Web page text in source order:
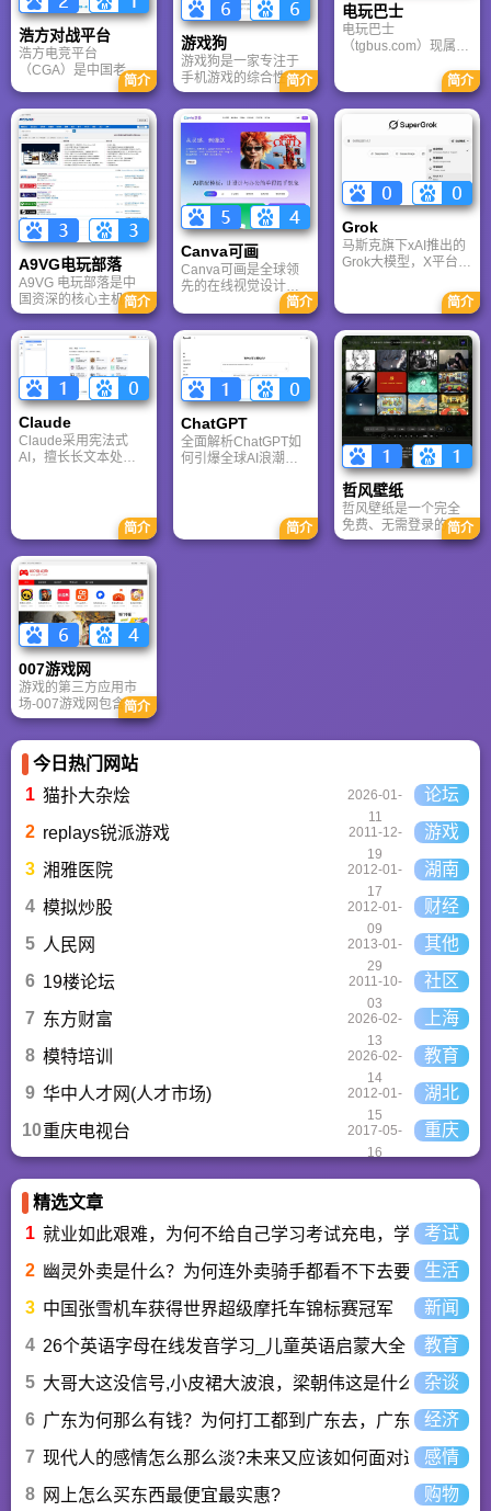
浩方对战平台
浩方电竞平台
（CGA）是中国老牌
游戏联机平台，提供
CS、War3、星际争霸
等经典游戏的稳定联
机服务。重温DOTA1
的激情岁月，找回当
年的战友。同时提供
最新CGA电竞赛事资
讯及热门页游入口，
致敬中国电竞的黄金
时代。
简介
游戏狗
游戏狗是一家专注于
手机游戏的综合性门
户网站。它致力于为
手游玩家提供最新、
最全的游戏资讯、攻
略、评测及视频等内
容，是国内较早一批
专注于移动游戏领域
的垂直媒体。
简介
电玩巴士
电玩巴士
（tgbus.com）现属于
注于解决游戏用户需
求的综合性游戏门户
网站，电玩巴士是一
个全面的综合性游戏
门户，专注于为全球
玩家提供主机、PC及
移动端游戏的全方位
资讯。
简介
A9VG电玩部落
A9VG 电玩部落是中
国资深的核心主机游
戏玩家社区。网站以
论坛为核心，提供全
面的主机游戏资讯、
攻略和资料库，覆盖
PlayStation、Xbox、
Switch 等全平台。凭
借其深厚的历史积淀
和活跃的用户群体，
A9VG 成为硬核玩家
交流心得、分享攻略
简介
Canva可画
Canva可画是全球领
先的在线视觉设计平
台，内置AI“魔力工作
室”，提供海量正版模
板与素材。无论是自
媒体封面、企业海报
还是PPT，零基础用
户也能轻松实现专业
级创作，让设计触手
可及。
简介
Grok
马斯克旗下xAI推出的
Grok大模型，X平台实
体协作的核心优势。
针对其中文能力、隐
私安全及幻觉问题等
高频疑问进行客观解
答，提供AI选型参
考。
简介
Claude
Claude采用宪法式
AI，擅长长文本处理
快速迭代上占优。两
者定位不同，各有千
秋。
简介
ChatGPT‌
全面解析ChatGPT如
何引爆全球AI浪潮！
看懂大语言模型如何
重塑未来。
简介
哲风壁纸
哲风壁纸是一个完全
免费、无需登录的高
清壁纸下载网站。提
简介
007游戏网
游戏的第三方应用市
场-007游戏网包含安
卓（Android）和苹果
（iOS）系统的手机应
用、游戏以及电脑软
件的下载服务，还有
精心推荐的应用排行
榜,搭配极佳的下载体
得信赖的应用商店。
简介
今日热门网站
1 猫扑大杂烩
2026-01-
11
论坛
2 replays锐派游戏
2011-12-
19
游戏
3 湘雅医院
2012-01-
17
湖南
4 模拟炒股
2012-01-
09
财经
5 人民网
2013-01-
29
其他
6 19楼论坛
2011-10-
03
社区
7 东方财富
2026-02-
13
上海
8 模特培训
2026-02-
14
教育
9 华中人才网(人才市场)
2012-01-
15
湖北
10重庆电视台
2017-05-
16
重庆
精选文章
1 就业如此艰难，为何不给自己学习考试充电，学一技之长
考试
2 幽灵外卖是什么？为何连外卖骑手都看不下去要举报？
生活
3 中国张雪机车获得世界超级摩托车锦标赛冠军
新闻
4 26个英语字母在线发音学习_儿童英语启蒙大全
教育
5 大哥大这没信号,小皮裙大波浪，梁朝伟这是什么歌曲？
杂谈
6 广东为何那么有钱？为何打工都到广东去，广东连续37年
经济
7 现代人的感情怎么那么淡?未来又应该如何面对这人情淡
感情
8
网上怎么买东西最便宜最实惠? 购物